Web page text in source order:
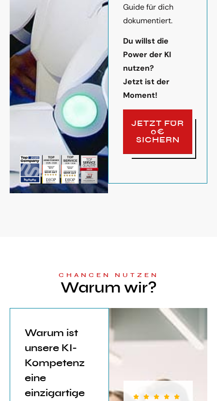
Guide für dich
dokumentiert.
Du willst die
Power der KI
nutzen?
Jetzt ist der
Moment!
JETZT FÜR
0€
SICHERN
CHANCEN NUTZEN
Warum wir?
Warum ist
unsere KI-
Kompetenz
eine
einzigartige